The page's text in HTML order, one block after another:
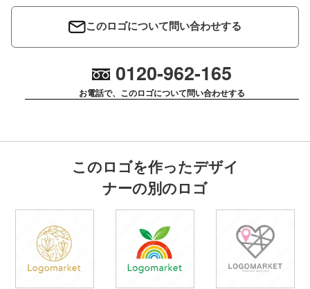
このロゴについて問い合わせする
0120-962-165
お電話で、このロゴについて問い合わせする
このロゴを作ったデザイ
ナーの別のロゴ